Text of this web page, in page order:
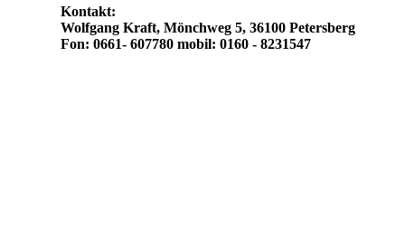
Kontakt:
Wolfgang Kraft, Mönchweg 5, 36100 Petersberg
Fon: 0661- 607780 mobil: 0160 - 8231547